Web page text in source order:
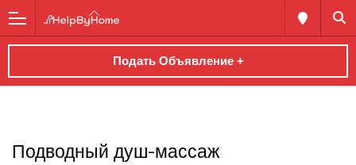
Подать Объявление +
Подводный душ-массаж